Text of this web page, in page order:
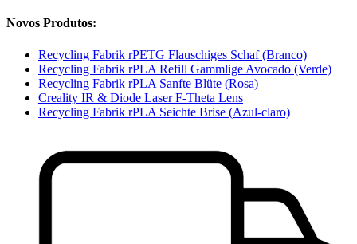
Novos Produtos:
Recycling Fabrik rPETG Flauschiges Schaf (Branco)
Recycling Fabrik rPLA Refill Gammlige Avocado (Verde)
Recycling Fabrik rPLA Sanfte Blüte (Rosa)
Creality IR & Diode Laser F-Theta Lens
Recycling Fabrik rPLA Seichte Brise (Azul-claro)